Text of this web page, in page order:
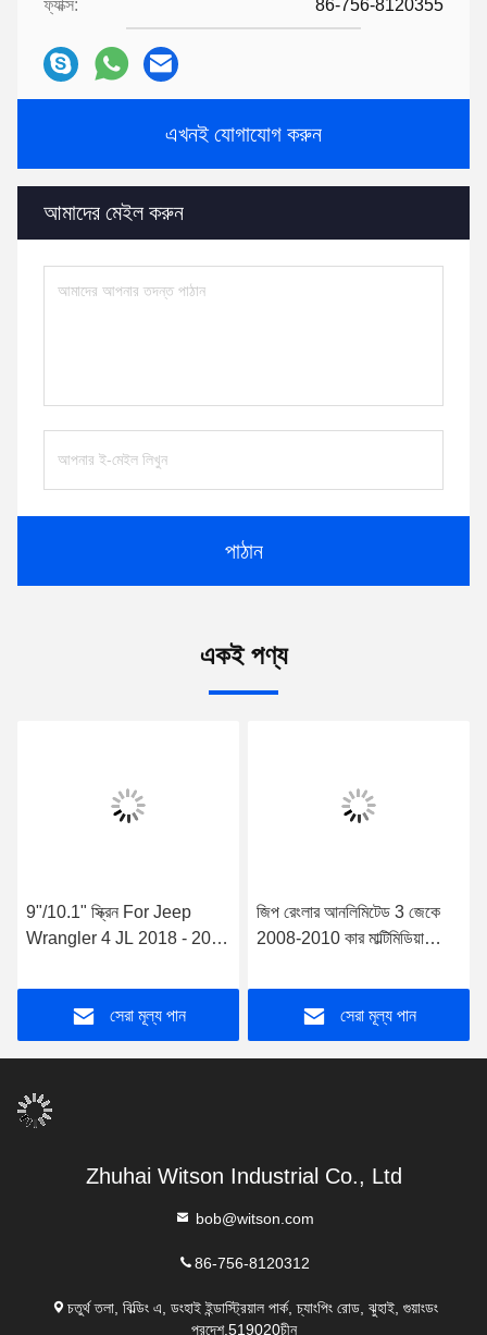
ফ্যাক্স: 86-756-8120355
এখনই যোগাযোগ করুন
আমাদের মেইল ​​করুন
পাঠান
একই পণ্য
9"/10.1" স্ক্রিন For Jeep
Wrangler 4 JL 2018 - 2022
কারপ্লে প্লেয়ার
সেরা মূল্য পান
জিপ রেংলার আনলিমিটেড 3 জেকে
2008-2010 কার মাল্টিমিডিয়া
সেরা মূল্য পান
Zhuhai Witson Industrial Co., Ltd
bob@witson.com
86-756-8120312
চতুর্থ তলা, বিল্ডিং এ, ডংহাই ইন্ডাস্ট্রিয়াল পার্ক, চ্যাংপিং রোড, ঝুহাই, গুয়াংডং
প্রদেশ,519020চীন